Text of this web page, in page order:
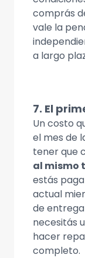
comprás
vale la
a largo
7. El
Un costo
el mes de
tener que
al mismo
estás
actual
de
necesitás
hacer
completo.